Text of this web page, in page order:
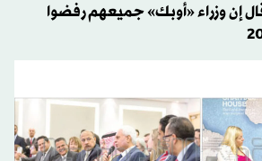
إن وزراء «أوبك» جميعهم رفضوا